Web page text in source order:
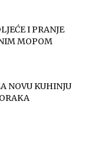
I PRANJE
MOPOM
NOVU KUHINJU